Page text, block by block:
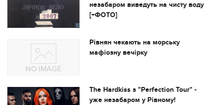
незабаром виведуть на чисту воду
[+ФОТО]
Рівнян чекають на морську
мафіозну вечірку
The Hardkiss з "Perfection Tour" -
уже незабаром у Рівному!